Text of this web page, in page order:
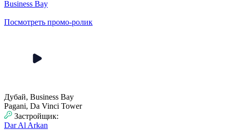
Business Bay
Посмотреть промо-ролик
Дубай, Business Bay
Pagani, Da Vinci Tower
Застройщик:
Dar Al Arkan